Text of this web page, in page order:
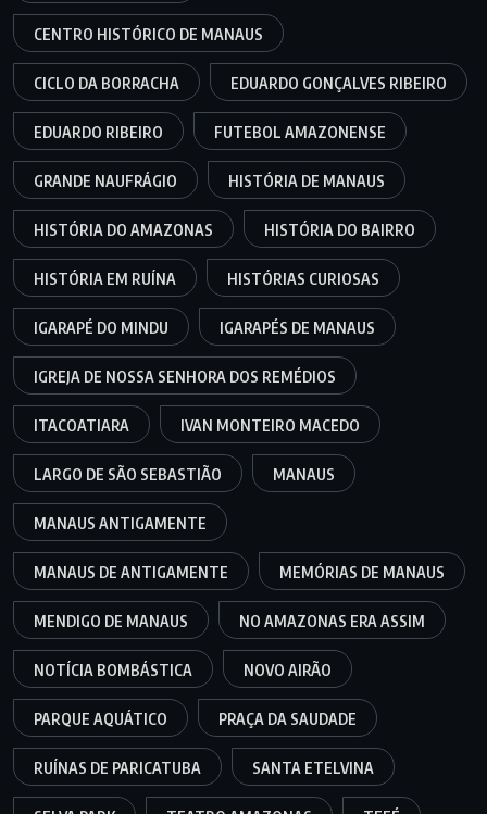
CENTRO HISTÓRICO DE MANAUS
CICLO DA BORRACHA EDUARDO GONÇALVES RIBEIRO
EDUARDO RIBEIRO FUTEBOL AMAZONENSE
GRANDE NAUFRÁGIO HISTÓRIA DE MANAUS
HISTÓRIA DO AMAZONAS HISTÓRIA DO BAIRRO
HISTÓRIA EM RUÍNA HISTÓRIAS CURIOSAS
IGARAPÉ DO MINDU IGARAPÉS DE MANAUS
IGREJA DE NOSSA SENHORA DOS REMÉDIOS
ITACOATIARA IVAN MONTEIRO MACEDO
LARGO DE SÃO SEBASTIÃO MANAUS
MANAUS ANTIGAMENTE
MANAUS DE ANTIGAMENTE MEMÓRIAS DE MANAUS
MENDIGO DE MANAUS NO AMAZONAS ERA ASSIM
NOTÍCIA BOMBÁSTICA NOVO AIRÃO
PARQUE AQUÁTICO PRAÇA DA SAUDADE
RUÍNAS DE PARICATUBA SANTA ETELVINA